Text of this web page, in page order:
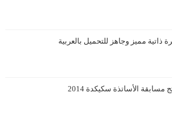
ذاتية مميز وجاهز للتحميل بالعربية
مسابقة الأساتذة سكيكدة 2014